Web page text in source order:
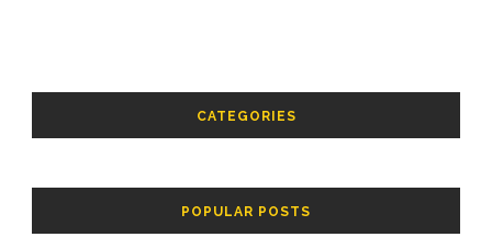
CATEGORIES
POPULAR POSTS